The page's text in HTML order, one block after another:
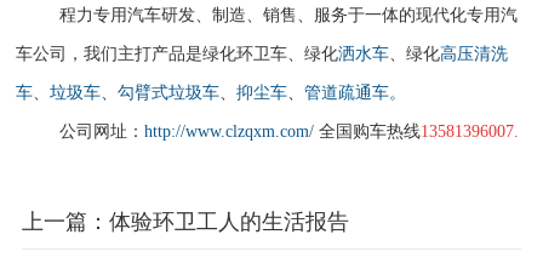
程力专用汽车研发、制造、销售、服务于一体的现代化专用汽
车公司，我们主打产品是绿化环卫车、绿化洒水车、绿化高压清洗
车、垃圾车、勾臂式垃圾车、抑尘车、管道疏通车。
公司网址：http://www.clzqxm.com/ 全国购车热线13581396007.
上一篇：体验环卫工人的生活报告